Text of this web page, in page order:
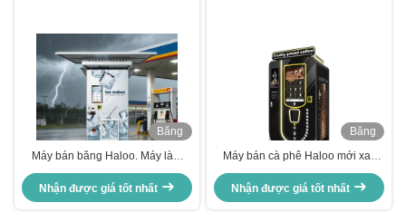
Băng
hình
Máy bán băng Haloo. Máy làm
băng không người lái thông minh
hiệu quả cao cho môi trường
ngoài trời khắc nghiệt.
Nhận được giá tốt nhất
Băng
hình
Máy bán cà phê Haloo mới xay
với màn hình cảm ứng 27 inch và
hệ thống thả và nắp cốc tự động
Nhận được giá tốt nhất